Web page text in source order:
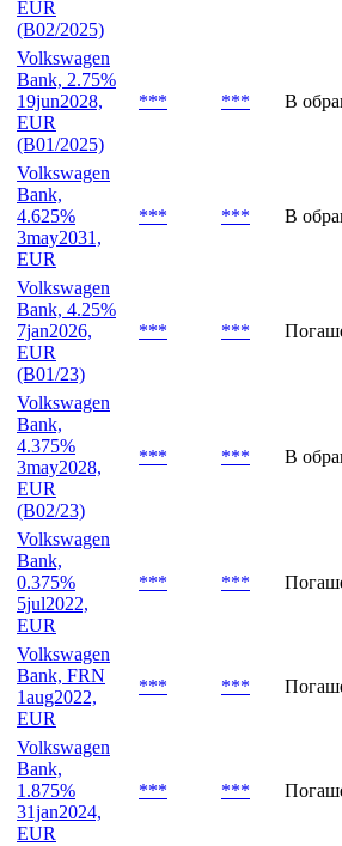
EUR
(B02/2025)
Volkswagen
Bank, 2.75%
19jun2028,
EUR
(B01/2025)
*** *** В
Volkswagen
Bank,
4.625%
3may2031,
EUR
*** *** В
Volkswagen
Bank, 4.25%
7jan2026,
EUR
(B01/23)
*** ***
Volkswagen
Bank,
4.375%
3may2028,
EUR
(B02/23)
*** *** В
Volkswagen
Bank,
0.375%
5jul2022,
EUR
*** ***
Volkswagen
Bank, FRN
1aug2022,
EUR
*** ***
Volkswagen
Bank,
1.875%
31jan2024,
EUR
*** ***